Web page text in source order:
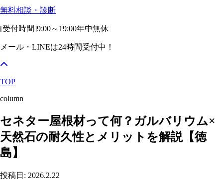
無料相談・診断
[受付時間]9:00～19:00年中無休
メール・LINEは24時間受付中！
TOP
column
セネター屋根材って何？ガルバリウム×
天然石の耐久性とメリットを解説【徳
島】
投稿日: 2026.2.22